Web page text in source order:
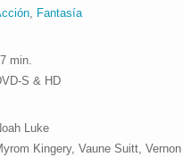
, Fantasía
min.
S & HD
Luke
Kingery, Vaune Suitt,